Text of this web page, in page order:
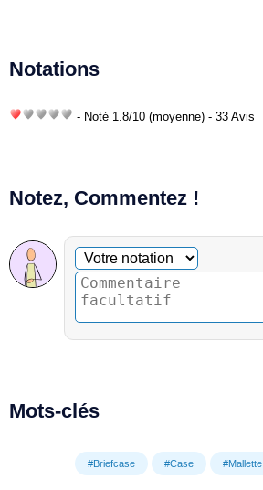
Notations
- Noté 1.8/10 (moyenne) - 33 Avis
Notez, Commentez !
Commentaire facultatif
Votre notation
Mots-clés
#Briefcase #Case #Mallette